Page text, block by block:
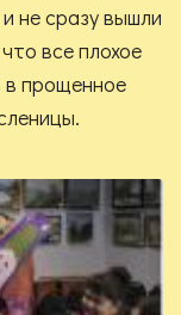
не сразу вышли
все плохое
в прощенное